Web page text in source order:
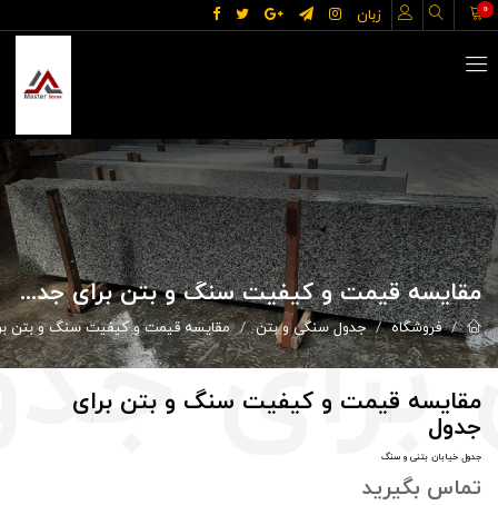
زبان 0
مقایسه قیمت و کیفیت سنگ و بتن برای جدول
فروشگاه جدول سنگی و بتن مقایسه قیمت و کیفیت سنگ و بتن
مقایسه قیمت و کیفیت سنگ و بتن برای
جدول
جدول خیابان بتنی و سنگ
تماس بگيريد